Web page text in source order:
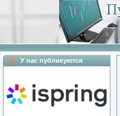
У нас публикуются